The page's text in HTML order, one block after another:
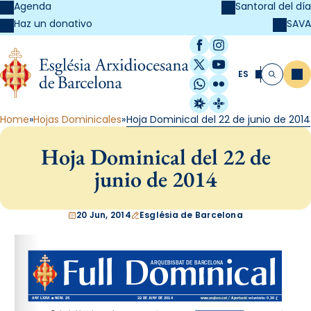
Agenda
Haz un donativo
Santoral del día
SAVA
Facebook
Instagram
X / Twitter
YouTube
WhatsApp
Flickr
Radio Estel
Catalunya
ES Buscar
Home Hojas Dominicales Hoja Dominical del 22 de junio de 2014
Hoja Dominical del 22 de
junio de 2014
20 Jun, 2014 Església de Barcelona
www.arqbcn.cat / Aportació voluntària: 0,30